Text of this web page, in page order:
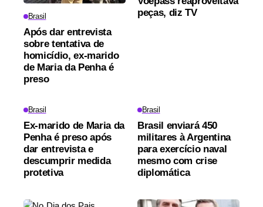
Brasil
Após dar entrevista
sobre tentativa de
homicídio, ex-marido
de Maria da Penha é
preso
peças, diz TV
Brasil
Ex-marido de Maria da
Penha é preso após
dar entrevista e
descumprir medida
protetiva
Brasil
Brasil enviará 450
militares à Argentina
para exercício naval
mesmo com crise
diplomática